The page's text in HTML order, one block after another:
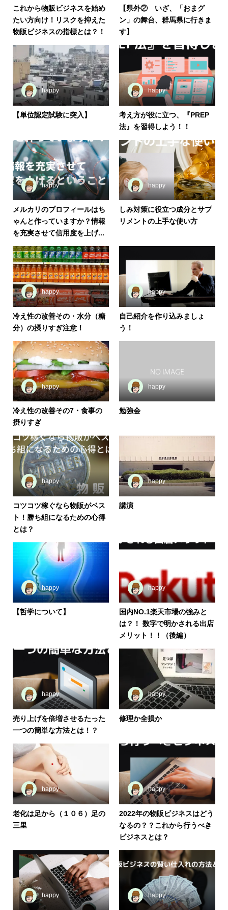
これから物販ビジネスを始め
たい方向け！リスクを抑えた
物販ビジネスの指標とは？！
【県外② いざ、「おまグ
ン」の舞台、群馬県に行きま
す】
happy
【単位認定試験に突入】
happy
考え方が役に立つ、『PREP
法』を習得しよう！！
happy
メルカリのプロフィールはち
ゃんと作っていますか？情報
を充実させて信用度を上げ...
happy
しみ対策に役立つ成分とサプ
リメントの上手な使い方
happy
冷え性の改善その・水分（糖
分）の摂りすぎ注意！
happy
自己紹介を作り込みましょ
う！
happy
冷え性の改善その7・食事の
摂りすぎ
happy
勉強会
happy
コツコツ稼ぐなら物販がベス
ト！勝ち組になるための心得
とは？
happy
講演
happy
【哲学について】
happy
国内NO.1楽天市場の強みと
は？！ 数字で明かされる出店
メリット！！（後編）
happy
売り上げを倍増させるたった
一つの簡単な方法とは！？
happy
修理か全損か
happy
老化は足から（１０６）足の
三里
happy
2022年の物販ビジネスはどう
なるの？？これから行うべき
ビジネスとは？
happy happy